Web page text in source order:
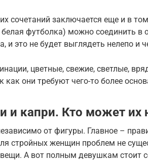
сочетаний заключается еще и в
футболка) можно соединить в
и это не будет выглядеть нелепо и
цветные, свежие, светлые,
как они требуют чего-то более
и капри. Кто может их
от фигуры. Главное –
стройных женщин проблем не
А вот полным девушкам стоит